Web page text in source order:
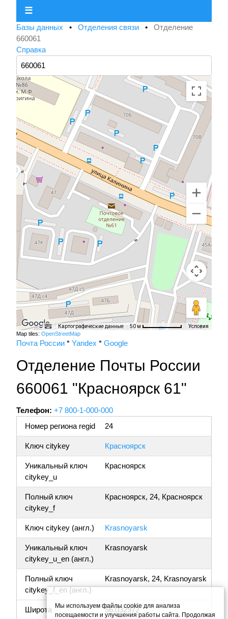
☰
Базы данных • Отделения связи • Отделение
660061
Справка
Картографические данные 50 м Условия
Map tiles: OpenStreetMap
Почта России * Yandex * Google
Отделение Почты России
660061 "Красноярск 61"
Телефон: +7 800-1-000-000
Номер региона regid
24
Ключ citykey Красноярск
Уникальный ключ
citykey_u
Красноярск
Полный ключ
citykey_f
Красноярск, 24, Красноярск
Ключ citykey (англ.) Krasnoyarsk
Уникальный ключ
citykey_u_en (англ.)
Krasnoyarsk
Полный ключ
citykey_f_en (англ.)
Krasnoyarsk, 24, Krasnoyarsk
Широта 56.032972
Мы используем файлы cookie для анализа
посещаемости и улучшения работы сайта. Продолжая